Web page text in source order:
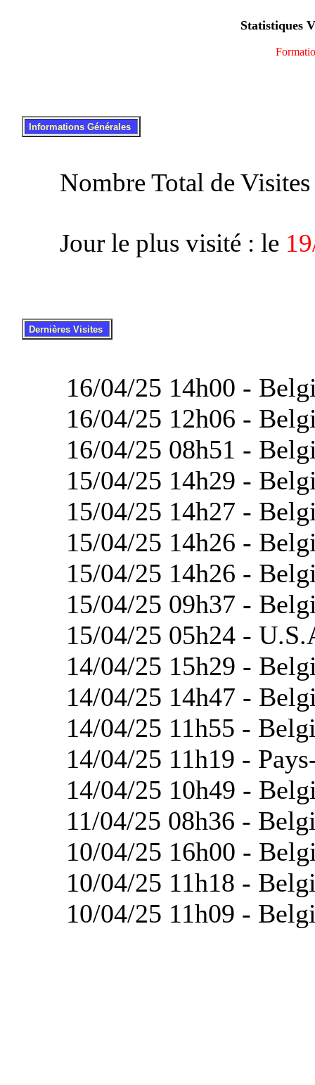
Statistiques
Informations Générales
Nombre Total de Visites
Jour le plus visité : le
Dernières Visites
16/04/25 14h00 -
16/04/25 12h06 -
16/04/25 08h51 -
15/04/25 14h29 -
15/04/25 14h27 -
15/04/25 14h26 -
15/04/25 14h26 -
15/04/25 09h37 -
15/04/25 05h24 -
14/04/25 15h29 -
14/04/25 14h47 -
14/04/25 11h55 -
14/04/25 11h19 -
14/04/25 10h49 -
11/04/25 08h36 -
10/04/25 16h00 -
10/04/25 11h18 -
10/04/25 11h09 -